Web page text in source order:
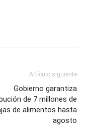
Artículo siguiente
Gobierno garantiza
de 7 millones de
de alimentos hasta
agosto